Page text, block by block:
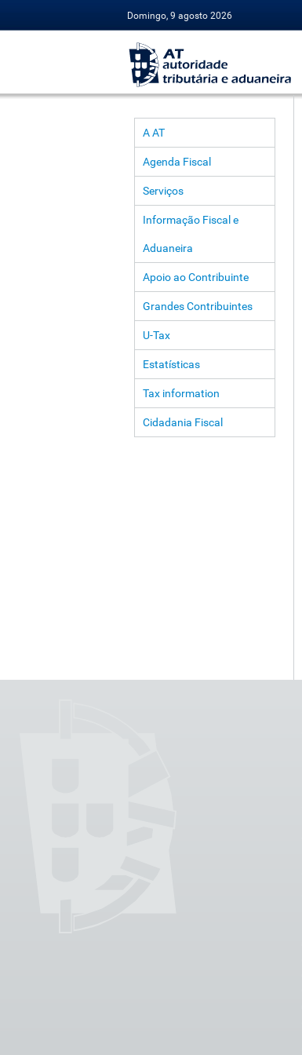
Domingo, 9 agosto 2026
A AT
Agenda Fiscal
Serviços
Informação Fiscal e
Aduaneira
Apoio ao Contribuinte
Grandes Contribuintes
U-Tax
Estatísticas
Tax information
Cidadania Fiscal